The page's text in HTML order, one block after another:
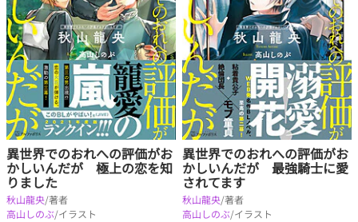
異世界でのおれへの評価がお
かしいんだが 極上の恋を知
りました
秋山龍央/著者
高山しのぶ/イラスト
異世界でのおれへの評価がお
かしいんだが 最強騎士に愛
されてます
秋山龍央/著者
高山しのぶ/イラスト